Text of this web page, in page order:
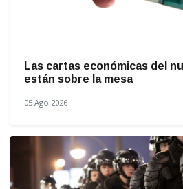
Las cartas económicas del
están sobre la mesa
05 Ago 2026